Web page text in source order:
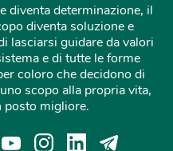
diventa determinazione, il
diventa soluzione e
lasciarsi guidare da valori
e di tutte le forme
coloro che decidono di
scopo alla propria vita,
posto migliore.